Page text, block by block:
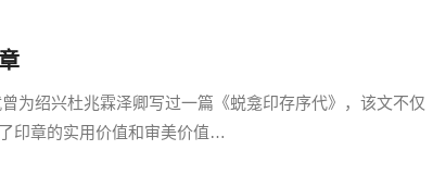
兴杜兆霖泽卿写过一篇《蜕龛印存序代》，该文不仅
印章的实用价值和审美价值…